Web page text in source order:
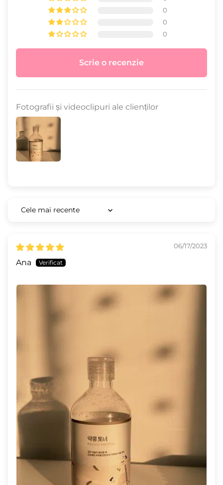
0
0
0
Scrie o recenzie
Fotografii și videoclipuri ale clienților
Sort by
06/17/2023
Ana